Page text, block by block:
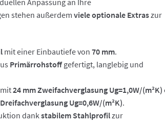
stehen außerdem viele optionale Extraszur
mit einer Einbautiefe von 70 mm.
Primärrohstoffgefertigt, langlebig und
24 mm Zweifachverglasung Ug=1,0W/(m²K)
Ug=0,6W/(m²K).
dankstabilem Stahlprofilzur